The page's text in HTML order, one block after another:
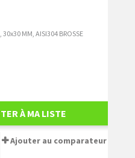
30x30 MM, AISI304 BROSSE
À MA LISTE
Ajouter au comparateur